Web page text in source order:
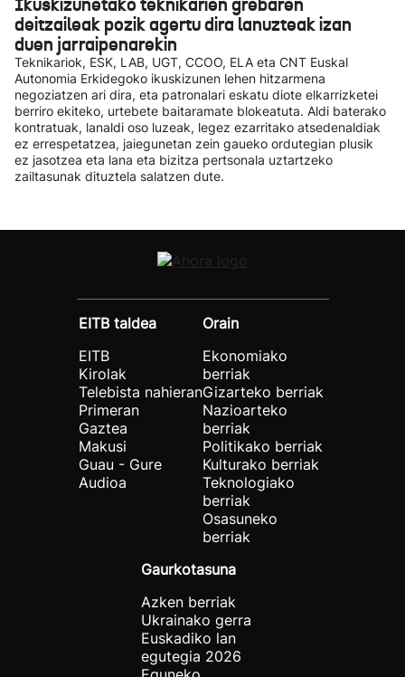
deitzaileak pozik agertu dira lanuzteak izan
duen jarraipenarekin
Teknikariok, ESK, LAB, UGT, CCOO, ELA eta CNT Euskal
Autonomia Erkidegoko ikuskizunen lehen hitzarmena
negoziatzen ari dira, eta patronalari eskatu diote elkarrizketei
berriro ekiteko, urtebete baitaramate blokeatuta. Aldi baterako
kontratuak, lanaldi oso luzeak, legez ezarritako atsedenaldiak
ez errespetatzea, jaiegunetan zein gaueko ordutegian plusik
ez jasotzea eta lana eta bizitza pertsonala uztartzeko
zailtasunak dituztela salatzen dute.
EITB taldea
EITB
Kirolak
Telebista nahieran
Primeran
Gaztea
Makusi
Guau - Gure
Audioa
Orain
Ekonomiako
berriak
Gizarteko berriak
Nazioarteko
berriak
Politikako berriak
Kulturako berriak
Teknologiako
berriak
Osasuneko
berriak
Gaurkotasuna
Azken berriak
Ukrainako gerra
Euskadiko lan
egutegia 2026